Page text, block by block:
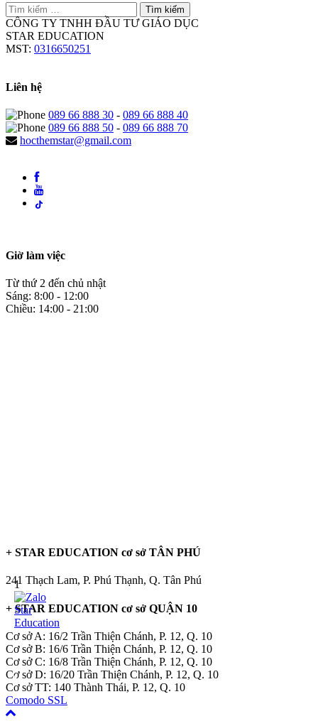
Tìm
kiếm
cho:
CÔNG TY TNHH ĐẦU TƯ GIÁO DỤC
STAR EDUCATION
MST: 0316650251
Liên hệ
089 66 888 30 - 089 66 888 40
089 66 888 50 - 089 66 888 70
hocthemstar@gmail.com
Giờ làm việc
Từ thứ 2 đến chủ nhật
Sáng: 8:00 - 12:00
Chiều: 14:00 - 21:00
+ STAR EDUCATION cơ sở TÂN PHÚ
241 Thạch Lam, P. Phú Thạnh, Q. Tân Phú
+ STAR EDUCATION cơ sở QUẬN 10
Cơ sở A: 16/2 Trần Thiện Chánh, P. 12, Q. 10
Cơ sở B: 16/6 Trần Thiện Chánh, P. 12, Q. 10
Cơ sở C: 16/8 Trần Thiện Chánh, P. 12, Q. 10
Cơ sở D: 16/20 Trần Thiện Chánh, P. 12, Q. 10
Cơ sở TT: 140 Thành Thái, P. 12, Q. 10
Comodo SSL
1